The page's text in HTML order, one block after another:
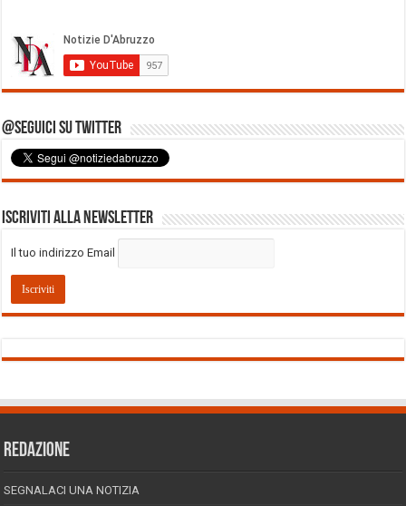
@Seguici su Twitter
Iscriviti alla Newsletter
Il tuo indirizzo Email
REDAZIONE
SEGNALACI UNA NOTIZIA